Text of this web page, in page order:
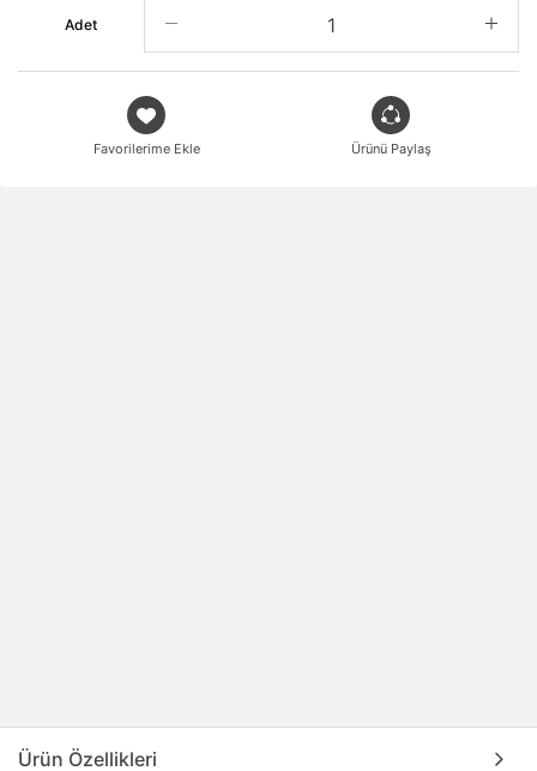
Adet
Favorilerime Ekle Ürünü Paylaş
Ürün Özellikleri